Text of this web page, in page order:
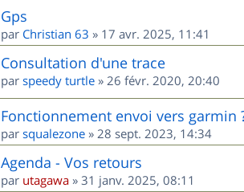
Gps
par Christian 63 » 17 avr. 2025, 11:41
Consultation d'une trace
par speedy turtle » 26 févr. 2020, 20:40
Fonctionnement envoi vers garmin
par squalezone » 28 sept. 2023, 14:34
Agenda - Vos retours
par utagawa » 31 janv. 2025, 08:11